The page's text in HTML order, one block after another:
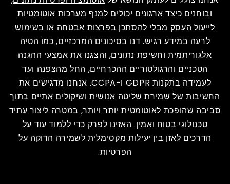
ובוחנים כיצד ארגונים יכולים למנף מערכות אוטומטיות
לייעול העסק מבלי להסתכן בפרצות אבטחה או בשימוש
לרעה במידע רגיש. דנו בסיכונים המרכזיים, כמו הטיה
אלגוריתמית וחשיפת נתונים, והצגנו את אמצעי ההגנה
הטכניים והרגולטוריים ההכרחיים, החל מהצפנה ועד
לעמידה בתקנות GDPR ו-CCPA. אנחנו מדגישים את
החשיבות של שמירת שליטה אנושית ושיקולים אתיים בתוך
סביבה שהופכת לאוטומטית יותר ויותר, במטרה ליצור עתיד
טכנולוגי בטוח ואמין. האזינו לפרק כדי ללמוד עוד על
הדרכים לאזן בין יעילות מקסימלית לשמירה הדוקה על
הפרטיות.